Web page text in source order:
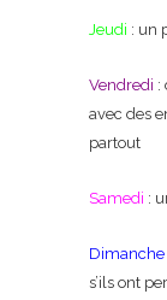
Jeudi : un
Vendredi :
avec des
partout
Samedi :
Dimanche
s’ils ont